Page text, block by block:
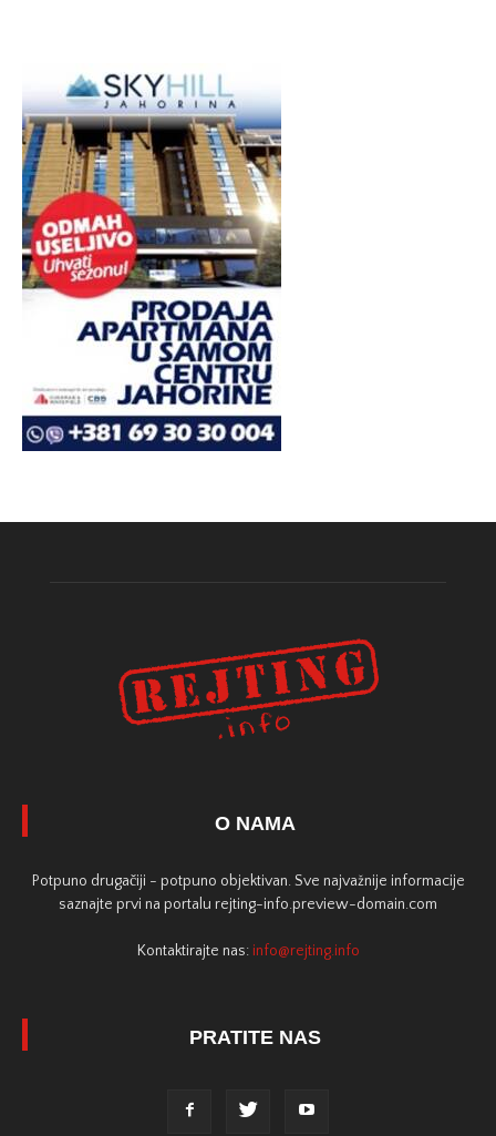
O NAMA
Potpuno drugačiji - potpuno objektivan. Sve najvažnije informacije
saznajte prvi na portalu rejting-info.preview-domain.com
Kontaktirajte nas: info@rejting.info
PRATITE NAS